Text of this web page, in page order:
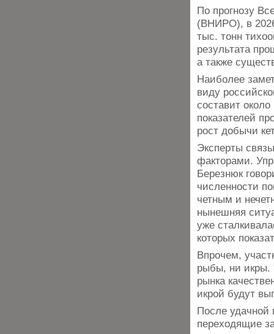
По прогнозу
(ВНИРО), в
тыс. тонн
результата
а также
Наиболее
виду
составит
показателей
рост добычи
Эксперты
факторами.
Березнюк
численности
четным и
нынешняя
уже
которых
Впрочем,
рыбы, ни икры.
рынка
икрой будут
После удачной
переходящие